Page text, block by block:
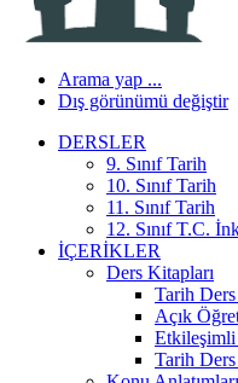
Arama yap ...
Dış görünümü değiştir
DERSLER
9. Sınıf Tarih
10. Sınıf Tarih
11. Sınıf Tarih
12. Sınıf T.C.
İÇERIKLER
Ders Kitapları
Tarih
Açık
Etkileşimli
Tarih Ders